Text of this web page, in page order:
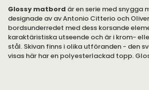
Glossy matbord är en serie med snygga
designade av av Antonio Citterio och
bordsunderredet med dess korsande
karaktäristiska utseende och är i krom-
stål. Skivan finns i olika utföranden - den
visas här har en polyesterlackad topp.